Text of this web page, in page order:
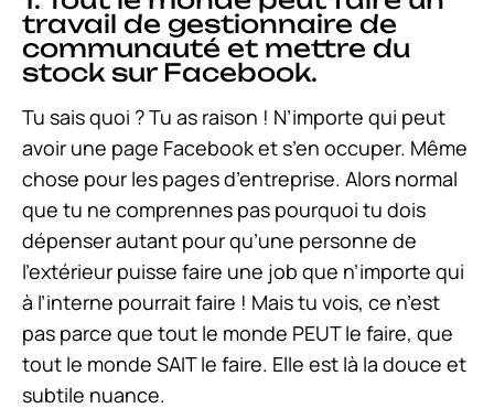
travail de gestionnaire de
communauté et mettre du
stock sur Facebook.
Tu sais quoi ? Tu as raison ! N’importe qui peut
avoir une page Facebook et s’en occuper. Même
chose pour les pages d’entreprise. Alors normal
que tu ne comprennes pas pourquoi tu dois
dépenser autant pour qu’une personne de
l’extérieur puisse faire une job que n’importe qui
à l’interne pourrait faire ! Mais tu vois, ce n’est
pas parce que tout le monde PEUT le faire, que
tout le monde SAIT le faire. Elle est là la douce et
subtile nuance.